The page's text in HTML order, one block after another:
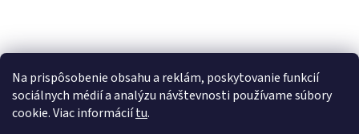
Na prispôsobenie obsahu a reklám, poskytovanie funkcií
sociálnych médií a analýzu návštevnosti používame súbory
cookie. Viac informáciítu.
á